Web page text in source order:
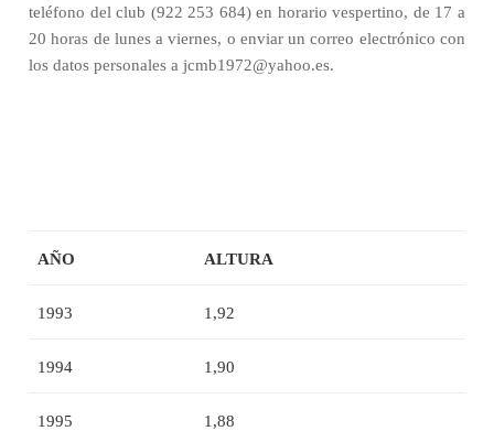
teléfono del club (922 253 684) en horario vespertino, de 17 a
20 horas de lunes a viernes, o enviar un correo electrónico con
los datos personales a jcmb1972@yahoo.es.
AÑO ALTURA
1993 1,92
1994 1,90
1995 1,88